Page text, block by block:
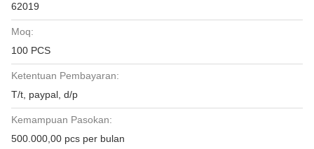
62019
Moq:
100 PCS
Ketentuan Pembayaran:
T/t, paypal, d/p
Kemampuan Pasokan:
500.000,00 pcs per bulan